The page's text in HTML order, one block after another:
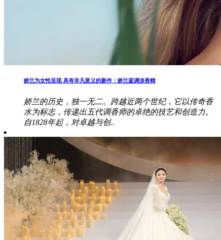
娇兰为女性呈现 具有非凡意义的新作：娇兰蓝调淡香精
娇兰的历史，独一无二。跨越近两个世纪，它以传奇香
水为标志，传递出五代调香师的卓绝的技艺和创造力。
自1828年起，对卓越与创..